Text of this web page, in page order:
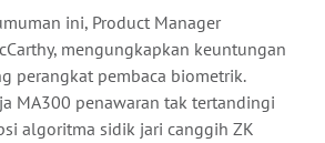
ini, Product Manager
mengungkapkan keuntungan
perangkat pembaca biometrik.
MA300 penawaran tak tertandingi
algoritma sidik jari canggih ZK